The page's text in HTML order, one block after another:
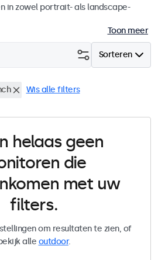
in zowel portrait- als landscape-
Toon meer
Sorteren
Wis alle filters
helaas geen
die
met uw
filters.
om resultaten te zien, of
alle outdoor.